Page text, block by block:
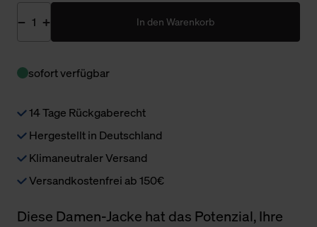
In den Warenkorb
sofort verfügbar
14 Tage Rückgaberecht
Hergestellt in Deutschland
Klimaneutraler Versand
Versandkostenfrei ab 150€
Diese Damen-Jacke hat das Potenzial, Ihre